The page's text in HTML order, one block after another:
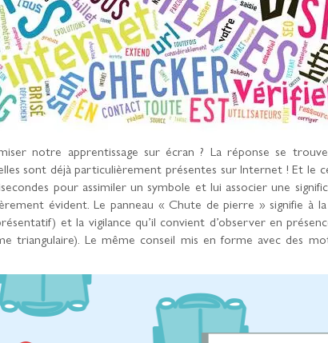
notre apprentissage sur écran ? La réponse se
sont déjà particulièrement présentes sur Internet ! Et le
pour assimiler un symbole et lui associer une
évident. Le panneau « Chute de pierre » signifie à
et la vigilance qu’il convient d’observer en
triangulaire). Le même conseil mis en forme avec des